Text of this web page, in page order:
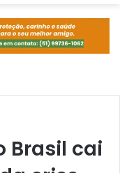
Brasil cai